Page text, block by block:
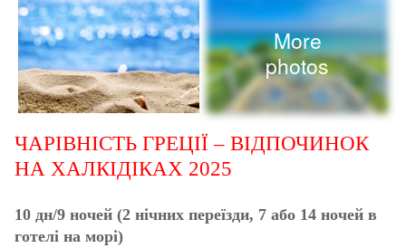
More
photos
ЧАРІВНІСТЬ ГРЕЦІЇ – ВІДПОЧИНОК
НА ХАЛКІДІКАХ 2025
10 дн/9 ночей (2 нічних переїзди, 7 або 14 ночей в
готелі на морі)